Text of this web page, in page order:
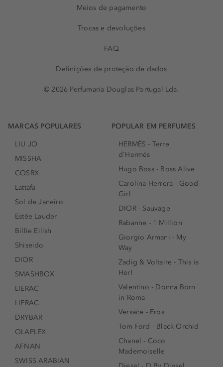
Meios de pagamento
Trocas e devoluções
FAQ
Definições de proteção de dados
© 2026 Perfumaria Douglas Portugal Lda.
MARCAS POPULARES
LIU JO
MISSHA
COSRX
Lattafa
Sol de Janeiro
Estée Lauder
Billie Eilish
Shiseido
DIOR
SMASHBOX
LIERAC
LIERAC
DRYBAR
OLAPLEX
AFNAN
SWISS ARABIAN
POPULAR EM PERFUMES
HERMÈS - Terre
d'Hermés
Hugo Boss - Boss Alive
Carolina Herrera - Good
Girl
DIOR - Sauvage
Rabanne - 1 Million
Giorgio Armani - My
Way
Zadig & Voltaire - This is
Her!
Valentino - Donna Born
in Roma
Versace - Eros
Tom Ford - Black Orchid
Chanel - Coco
Mademoiselle